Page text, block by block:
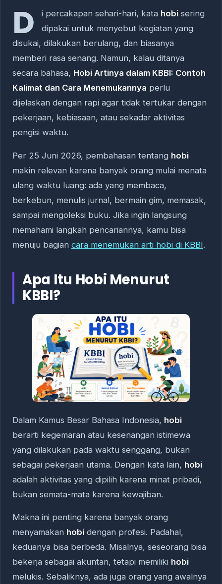
D i percakapan sehari-hari, kata hobi sering
dipakai untuk menyebut kegiatan yang
disukai, dilakukan berulang, dan biasanya
memberi rasa senang. Namun, kalau ditanya
secara bahasa, Hobi Artinya dalam KBBI: Contoh
Kalimat dan Cara Menemukannya perlu
dijelaskan dengan rapi agar tidak tertukar dengan
pekerjaan, kebiasaan, atau sekadar aktivitas
pengisi waktu.
Per 25 Juni 2026, pembahasan tentang hobi
makin relevan karena banyak orang mulai menata
ulang waktu luang: ada yang membaca,
berkebun, menulis jurnal, bermain gim, memasak,
sampai mengoleksi buku. Jika ingin langsung
memahami langkah pencariannya, kamu bisa
menuju bagian cara menemukan arti hobi di KBBI.
Apa Itu Hobi Menurut
KBBI?
Dalam Kamus Besar Bahasa Indonesia, hobi
berarti kegemaran atau kesenangan istimewa
yang dilakukan pada waktu senggang, bukan
sebagai pekerjaan utama. Dengan kata lain, hobi
adalah aktivitas yang dipilih karena minat pribadi,
bukan semata-mata karena kewajiban.
Makna ini penting karena banyak orang
menyamakan hobi dengan profesi. Padahal,
keduanya bisa berbeda. Misalnya, seseorang bisa
bekerja sebagai akuntan, tetapi memiliki hobi
melukis. Sebaliknya, ada juga orang yang awalnya